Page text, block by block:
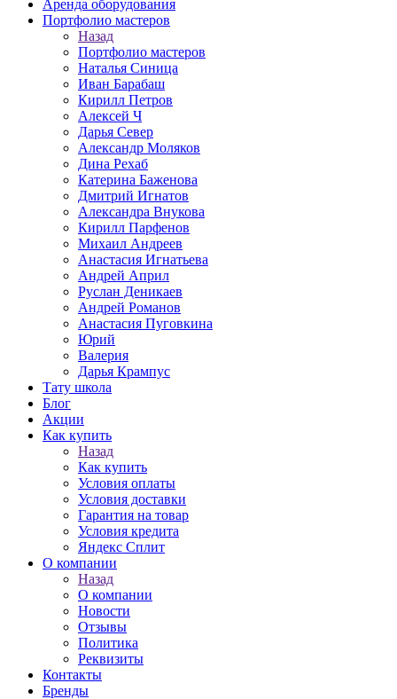
Аренда оборудования
Портфолио мастеров
Назад
Портфолио мастеров
Наталья Синица
Иван Барабаш
Кирилл Петров
Алексей Ч
Дарья Север
Александр Моляков
Дина Рехаб
Катерина Баженова
Дмитрий Игнатов
Александра Внукова
Кирилл Парфенов
Михаил Андреев
Анастасия Игнатьева
Андрей Април
Руслан Деникаев
Андрей Романов
Анастасия Пуговкина
Юрий
Валерия
Дарья Крампус
Тату школа
Блог
Акции
Как купить
Назад
Как купить
Условия оплаты
Условия доставки
Гарантия на товар
Условия кредита
Яндекс Сплит
О компании
Назад
О компании
Новости
Отзывы
Политика
Реквизиты
Контакты
Бренды